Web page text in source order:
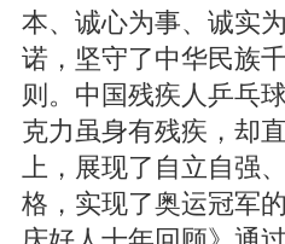
本、诚心为事、诚实
诺，坚守了中华民族
则。中国残疾人乒乓
克力虽身有残疾，却
上，展现了自立自强
格，实现了奥运冠军